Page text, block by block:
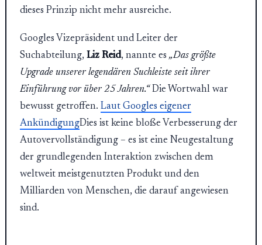
dieses Prinzip nicht mehr ausreiche.
Googles Vizepräsident und Leiter der
Suchabteilung,Liz Reid, nannte es„Das größte
Upgrade unserer legendären Suchleiste seit ihrer
Einführung vor über 25 Jahren.“ Die Wortwahl war
bewusst getroffen.Laut Googles eigener
AnkündigungDies ist keine bloße Verbesserung der
Autovervollständigung – es ist eine Neugestaltung
der grundlegenden Interaktion zwischen dem
weltweit meistgenutzten Produkt und den
Milliarden von Menschen, die darauf angewiesen
sind.